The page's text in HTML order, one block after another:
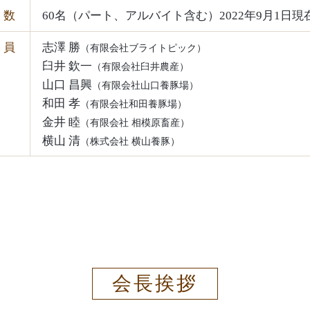
60名（パート、アルバイト含む）2022年9月1日現
志澤 勝 （有限会社ブライトピック）
臼井 欽一 （有限会社臼井農産）
山口 昌興 （有限会社山口養豚場）
和田 孝 （有限会社和田養豚場）
金井 睦 （有限会社 相模原畜産）
横山 清 （株式会社 横山養豚）
会長挨拶